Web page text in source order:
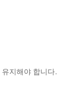
지해야 합니다.